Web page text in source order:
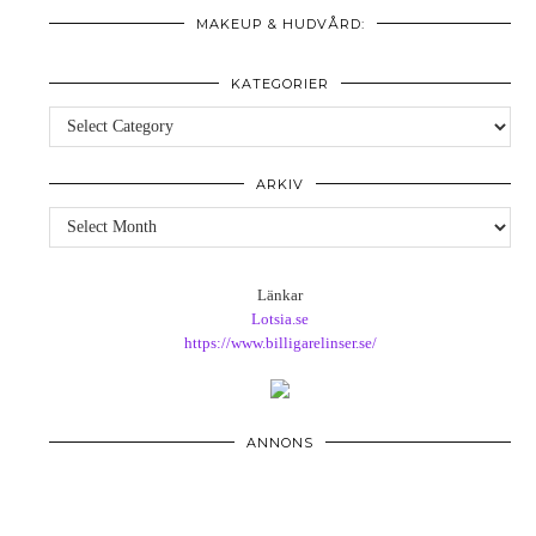
MAKEUP & HUDVÅRD:
KATEGORIER
Kategorier
ARKIV
Arkiv
Länkar
Lotsia.se
https://www.billigarelinser.se/
ANNONS